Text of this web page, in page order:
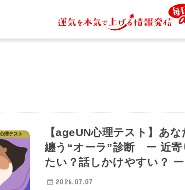
心理テスト
【ageUN心理テスト】あ
纏う“オーラ”診断 ー 近寄
たい？話しかけやすい？ ー
2026.07.07